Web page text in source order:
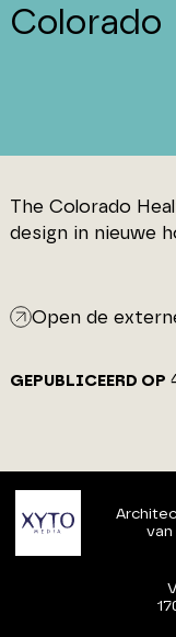
Colorado
The Colorado
design in nieuwe
Open de
GEPUBLICEERD OP
van